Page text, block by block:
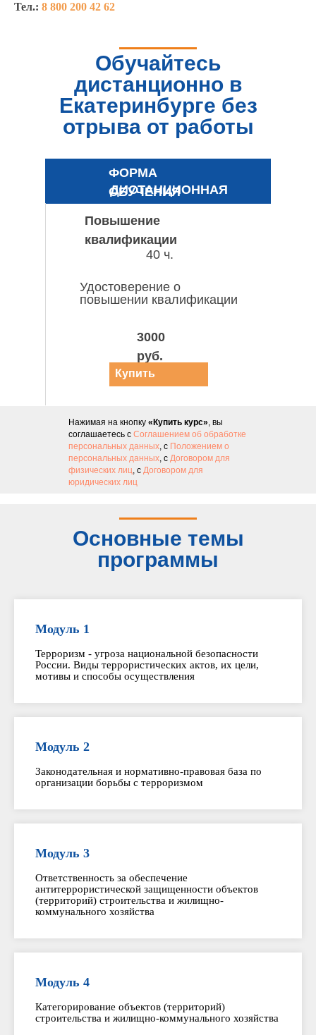
Тел.: 8 800 200 42 62
Обучайтесь
дистанционно в
Екатеринбурге без
отрыва от работы
ФОРМА
ОБУЧЕНИЯ
ДИСТАНЦИОННАЯ
Повышение
квалификации
Удостоверение о
повышении квалификации
40 ч.
3000
руб.
Купить
курс
Нажимая на кнопку «Купить курс», вы
соглашаетесь с Соглашением об обработке
персональных данных, с Положением о
персональных данных, с Договором для
физических лиц, с Договором для
юридических лиц
Основные темы
программы
Модуль 1
Терроризм - угроза национальной безопасности
России. Виды террористических актов, их цели,
мотивы и способы осуществления
Модуль 2
Законодательная и нормативно-правовая база по
организации борьбы с терроризмом
Модуль 3
Ответственность за обеспечение
антитеррористической защищенности объектов
(территорий) строительства и жилищно-
коммунального хозяйства
Модуль 4
Категорирование объектов (территорий)
строительства и жилищно-коммунального хозяйства